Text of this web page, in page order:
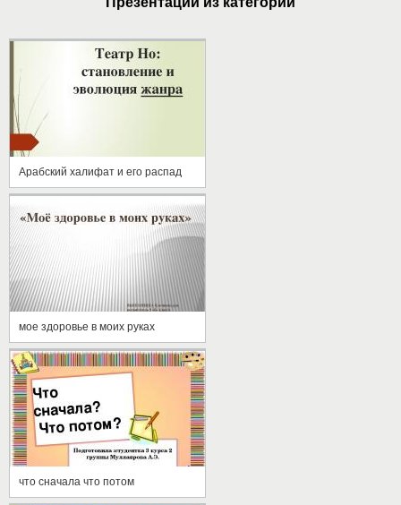
Арабский халифат и его распад
мое здоровье в моих руках
что сначала что потом